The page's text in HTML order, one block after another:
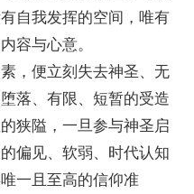
自我发挥的空间，唯有
容与心意。
便立刻失去神圣、无
落、有限、短暂的受造
狭隘，一旦参与神圣启
偏见、软弱、时代认知
一且至高的信仰准